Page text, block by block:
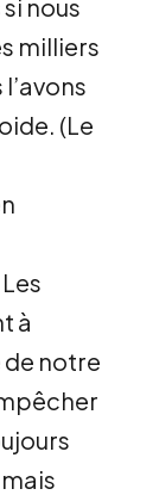
nous
milliers
(Le
à
notre